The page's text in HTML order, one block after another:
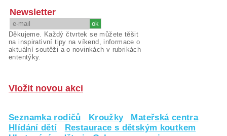
Newsletter
Děkujeme. Každý čtvrtek se můžete těšit
na inspirativní tipy na víkend, informace o
aktuální soutěži a o novinkách v rubrikách
ententýky.
Vložit novou akci
Seznamka rodičů Kroužky
Mateřská centra
Hlídání dětí
Restaurace s dětským koutkem